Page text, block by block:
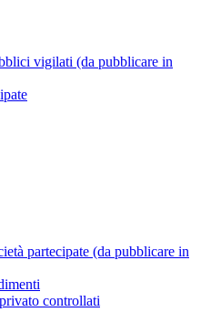
vigilati (da pubblicare in
partecipate (da pubblicare in
controllati